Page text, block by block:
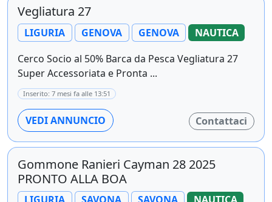
Vegliatura 27
LIGURIA GENOVA GENOVA
NAUTICA
Cerco Socio al 50% Barca da Pesca Vegliatura 27
Super Accessoriata e Pronta ...
Inserito: 7 mesi fa alle 13:51
VEDI ANNUNCIO Contattaci
Gommone Ranieri Cayman 28 2025
PRONTO ALLA BOA